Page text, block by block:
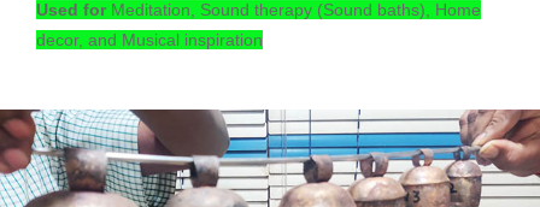
Used for Meditation, Sound therapy (Sound baths), Home
decor, and Musical inspiration